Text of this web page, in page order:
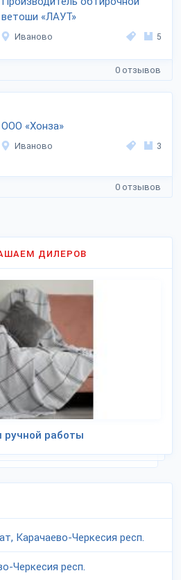
ветоши «ЛАУТ»
Иваново 5
0 отзывов
ООО «Хонза»
Иваново 3
0 отзывов
ДИЛЕРОВ
ручной работы
Карачаево-Черкесия респ.
Черкесия респ.